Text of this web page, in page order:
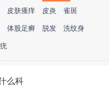
皮肤瘙痒 皮炎 雀斑
体股足癣 脱发 洗纹身
么科